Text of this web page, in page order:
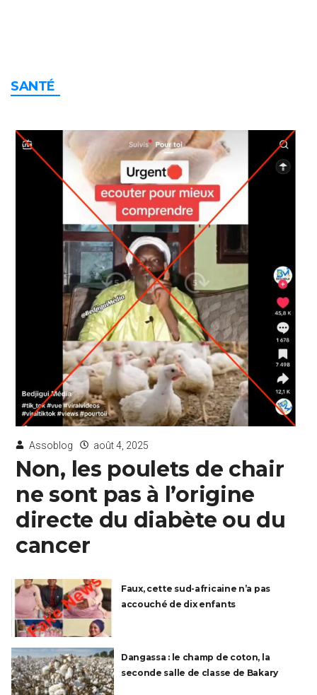
SANTÉ
Assoblog août 4, 2025
Non, les poulets de chair
ne sont pas à l’origine
directe du diabète ou du
cancer
Faux, cette sud-africaine n’a pas
accouché de dix enfants
Dangassa : le champ de coton, la
seconde salle de classe de Bakary